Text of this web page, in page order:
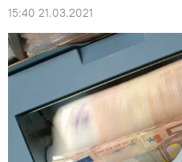
15:40 21.03.2021